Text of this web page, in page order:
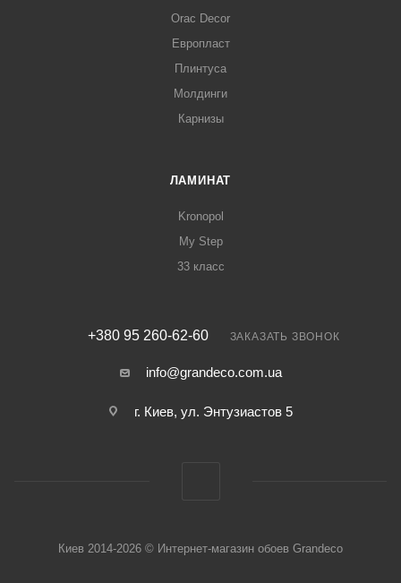
Orac Decor
Европласт
Плинтуса
Молдинги
Карнизы
ЛАМИНАТ
Kronopol
My Step
33 класс
+380 95 260-62-60 ЗАКАЗАТЬ ЗВОНОК
info@grandeco.com.ua
г. Киев, ул. Энтузиастов 5
Киев 2014-2026 © Интернет-магазин обоев Grandeco